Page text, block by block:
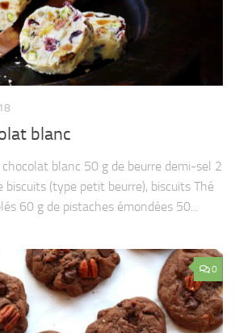
blanc
blanc 50 g de beurre demi-sel 2
biscuits (type petit beurre), biscuits Thé
60 g de pistaches émondées 50...
0